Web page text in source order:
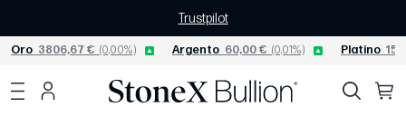
Trustpilot
Oro 3806,67 € (0,00%) Argento 60,00 € (0,01%) Platino